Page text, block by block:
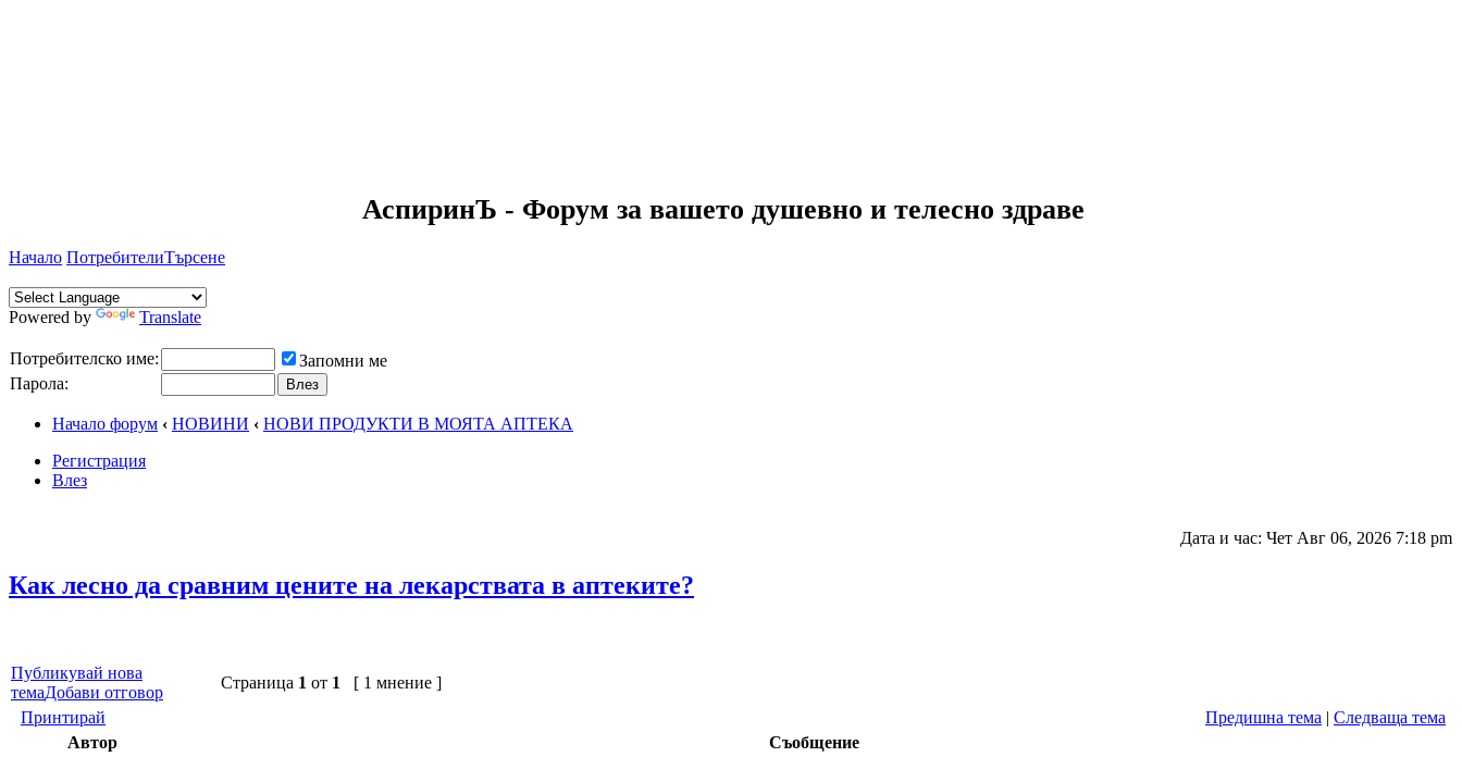
АспиринЪ - Форум за вашето душевно и телесно здраве
Начало ПотребителиТърсене
Powered by Translate
Потребителско име:
Запомни ме
Парола:
Начало форум ‹ НОВИНИ ‹ НОВИ ПРОДУКТИ В МОЯТА АПТЕКА
Регистрация
Влез
Дата и час: Чет Авг 06, 2026 7:18 pm
Как лесно да сравним цените на лекарствата в аптеките?
Публикувай нова
темаДобави отговор
Страница 1 от 1
[ 1 мнение ]
Принтирай
Предишна тема | Следваща тема
Автор
Съобщение